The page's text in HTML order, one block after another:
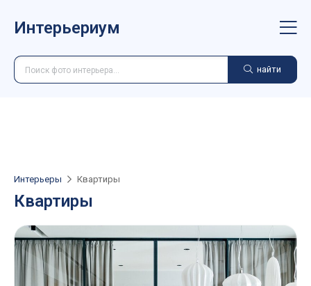
Интерьериум
найти
Интерьеры Квартиры
Квартиры